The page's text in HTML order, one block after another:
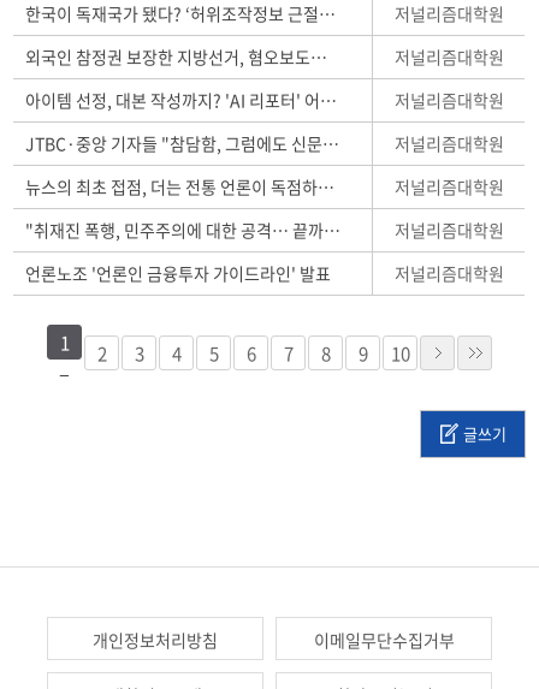
한국이 독재국가 됐다? ‘허위조작정보 근절법’ 총정리
저널리즘대학원
외국인 참정권 보장한 지방선거, 혐오보도가 배제 키웠다
저널리즘대학원
아이템 선정, 대본 작성까지? 'AI 리포터' 어떻게 생각하시나요
저널리즘대학원
JTBC·중앙 기자들 "참담함, 그럼에도 신문·방송은 계속돼야"
저널리즘대학원
뉴스의 최초 접점, 더는 전통 언론이 독점하지 않는다
저널리즘대학원
"취재진 폭행, 민주주의에 대한 공격… 끝까지 책임 물을 것"
저널리즘대학원
언론노조 '언론인 금융투자 가이드라인' 발표
저널리즘대학원
1 2 3 4 5 6 7 8 9 10
글쓰기
개인정보처리방침 이메일무단수집거부